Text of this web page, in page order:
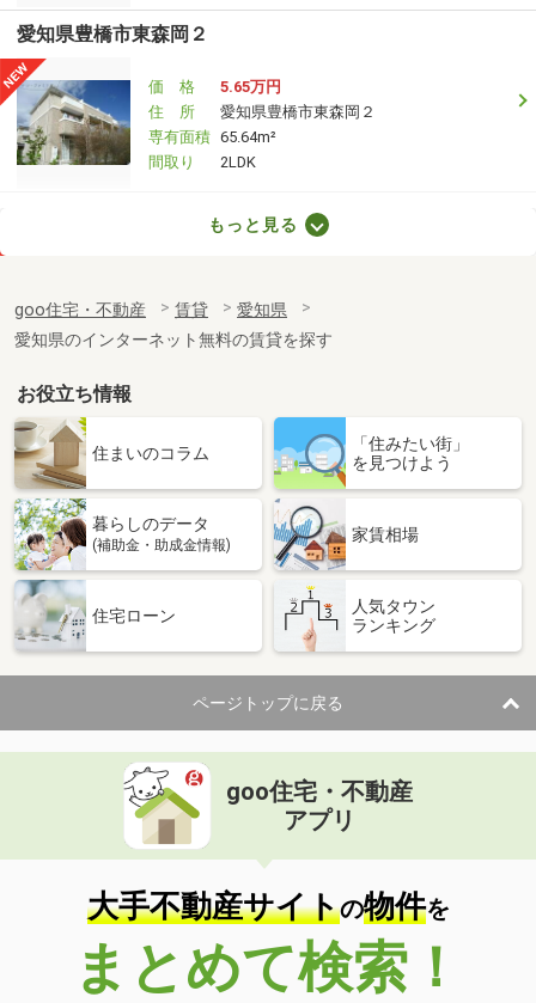
愛知県豊橋市東森岡２
価 格
5.65万円
住 所
愛知県豊橋市東森岡２
専有面積 65.64m²
間取り
2LDK
愛知県名古屋市熱田区横田１
専有面積
22.62m²
間取り
1K
愛知県岩倉市稲荷町稲荷西
価 格
6.30万円
愛知県岩倉市稲荷町稲荷西
専有面積 32.15m²
間取り
愛知県岩倉市稲荷町稲荷西
住 所
愛知県岩倉市稲荷町稲荷西
専有面積 32.15m²
間取り
1LDK
愛知県名古屋市中川区愛知町
価 格
住 所
愛知県名古屋市中川区愛知町
専有面積 29.43m²
間取り
1LDK
愛知県名古屋市中村区名駅南２
価 格
24.10万円
もっと見る
goo住宅・不動産 賃貸
愛知県
愛知県のインターネット無料の賃貸を探す
お役立ち情報
住まいのコラム
「住みたい街」
を見つけよう
暮らしのデータ
(補助金・助成金情報)
家賃相場
住宅ローン
人気タウン
ランキング
ページトップに戻る
goo住宅・不動産
アプリ
大手不動産サイトの物件を
まとめて検索！